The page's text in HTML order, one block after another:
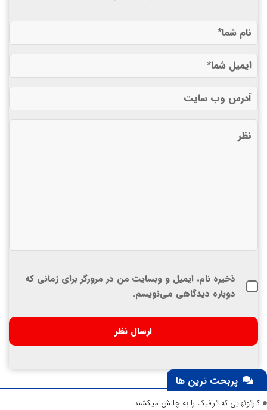
ذخیره نام، ایمیل و وبسایت من در مرورگر برای زمانی که
دوباره دیدگاهی می‌نویسم.
پربحث ترین ها
کارتونهایی که ترافیک را به چالش میکشند